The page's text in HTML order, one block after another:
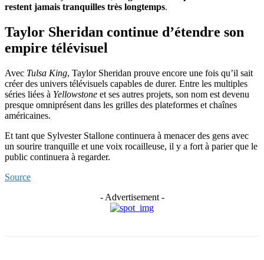
restent jamais tranquilles très longtemps.
Taylor Sheridan continue d’étendre son
empire télévisuel
Avec Tulsa King, Taylor Sheridan prouve encore une fois qu’il sait
créer des univers télévisuels capables de durer. Entre les multiples
séries liées à Yellowstone et ses autres projets, son nom est devenu
presque omniprésent dans les grilles des plateformes et chaînes
américaines.
Et tant que Sylvester Stallone continuera à menacer des gens avec
un sourire tranquille et une voix rocailleuse, il y a fort à parier que le
public continuera à regarder.
Source
- Advertisement -